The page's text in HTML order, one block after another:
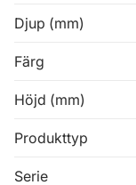
Djup (mm)
Färg
Höjd (mm)
Produkttyp
Serie